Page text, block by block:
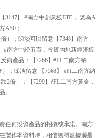
3147】 #南方中創業板ETF； 認為A
A50；
）；睇淡可以留意【7348】南方
#南方中證五百，投資內地新經濟板
向產品：【7266】#FL二南方納
；睇淡留意 【7568】 #FI二南方納
2倍）；【7299】#FL二南方黃金，
。
任何投資產品的招攬或承諾。南方
製作本資料時，相信獲得數據源是